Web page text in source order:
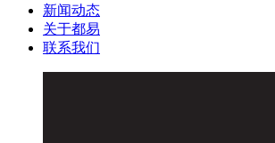
新闻动态
关于都易
联系我们